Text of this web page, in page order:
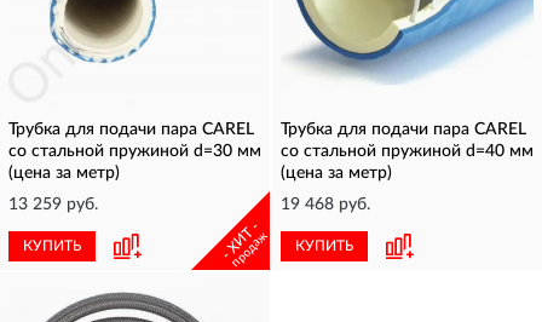
Трубка для подачи пара CAREL
со стальной пружиной d=30 мм
(цена за метр)
13 259 руб.
КУПИТЬ - ХИТ -
продаж
Трубка для подачи пара CAREL
со стальной пружиной d=40 мм
(цена за метр)
19 468 руб.
КУПИТЬ